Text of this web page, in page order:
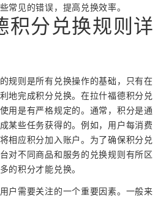
常见的错误，提高兑换效率。
积分兑换规则详
规则是所有兑换操作的基础，只有在
地完成积分兑换。在拉什福德积分兑
用是有严格规定的。通常，积分是通
某些任务获得的。例如，用户每消费
相应积分加入账户。为了确保积分兑
对不同商品和服务的兑换规则有所区
的积分才能兑换。
户需要关注的一个重要因素。一般来